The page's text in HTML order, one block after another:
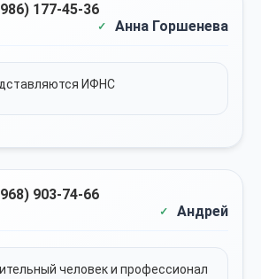
177-45-36
Анна Горшенева
ИФНС
903-74-66
Андрей
человек и профессионал